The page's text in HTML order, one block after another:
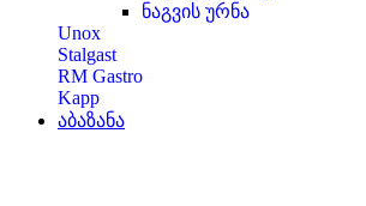
ნაგვის ურნა
Unox
Stalgast
RM Gastro
Kapp
აბაზანა